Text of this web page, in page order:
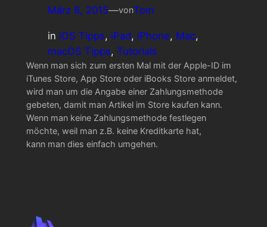
März 8, 2015—vonTom
in iOS Tipps, iPad, iPhone, Mac
macOS Tipps, Tutorials
Wenn man sich zum ersten Mal mit der Apple-ID im
iTunes Store, App Store oder iBooks Store anmeldet,
wird man um die Angabe einer Zahlungsmethode
gebeten, damit man Artikel im Store kaufen kann.
Wenn man keine Zahlungsmethode festlegen
möchte, weil man z.B. keine Kreditkarte hat,
kann man dies einfach umgehen.